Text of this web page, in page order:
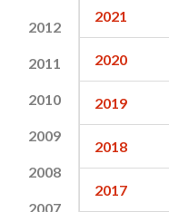
2012
2011
2010
2009
2008
2007
2021
2020
2019
2018
2017